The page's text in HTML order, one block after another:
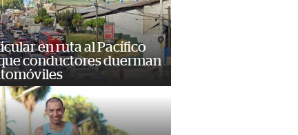
en ruta al Pacífico
conductores duerman